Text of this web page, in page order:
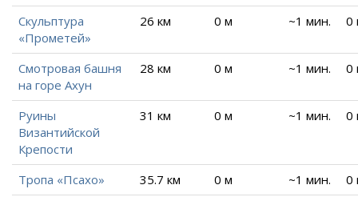
Скульптура
«Прометей»
26 км 0 м ~1 мин. 0
Смотровая башня
на горе Ахун
28 км 0 м ~1 мин. 0
Руины
Византийской
Крепости
31 км 0 м ~1 мин. 0
Тропа «Псахо» 35.7 км 0 м ~1 мин.
0